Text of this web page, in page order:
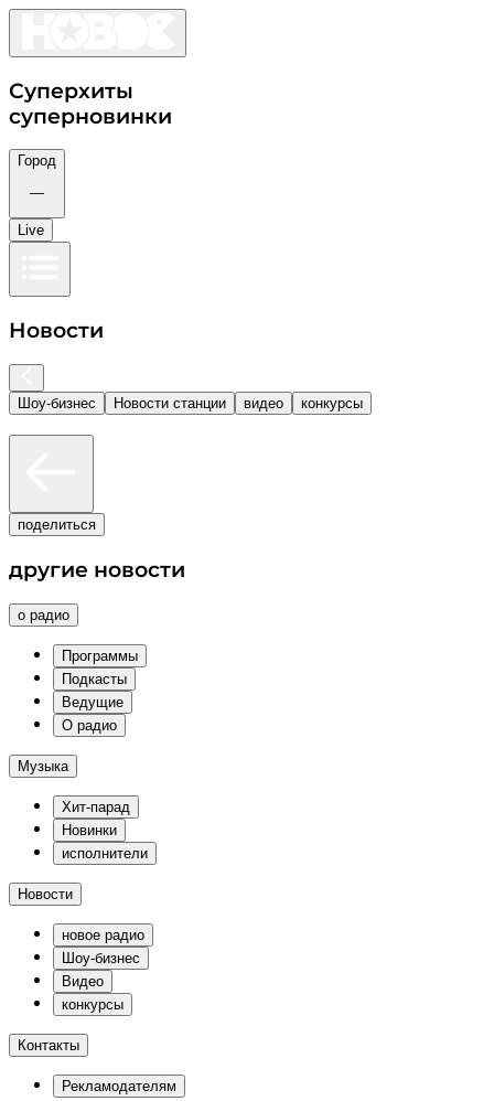
Суперхиты
суперновинки
Город
—
Live
Новости
Шоу-бизнес Новости станции видео конкурсы
поделиться
другие новости
о радио
Программы
Подкасты
Ведущие
О радио
Музыка
Хит-парад
Новинки
исполнители
Новости
новое радио
Шоу-бизнес
Видео
конкурсы
Контакты
Рекламодателям